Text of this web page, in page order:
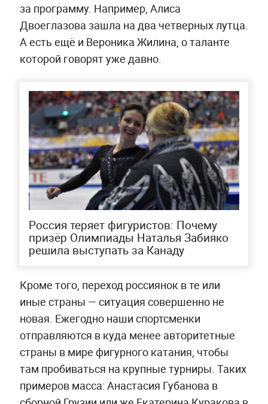
за программу. Например, Алиса
Двоеглазова зашла на два четверных лутца.
А есть ещё и Вероника Жилина, о таланте
которой говорят уже давно.
Россия теряет фигуристов: Почему
призёр Олимпиады Наталья Забияко
решила выступать за Канаду
Кроме того, переход россиянок в те или
иные страны — ситуация совершенно не
новая. Ежегодно наши спортсменки
отправляются в куда менее авторитетные
страны в мире фигурного катания, чтобы
там пробиваться на крупные турниры. Таких
примеров масса: Анастасия Губанова в